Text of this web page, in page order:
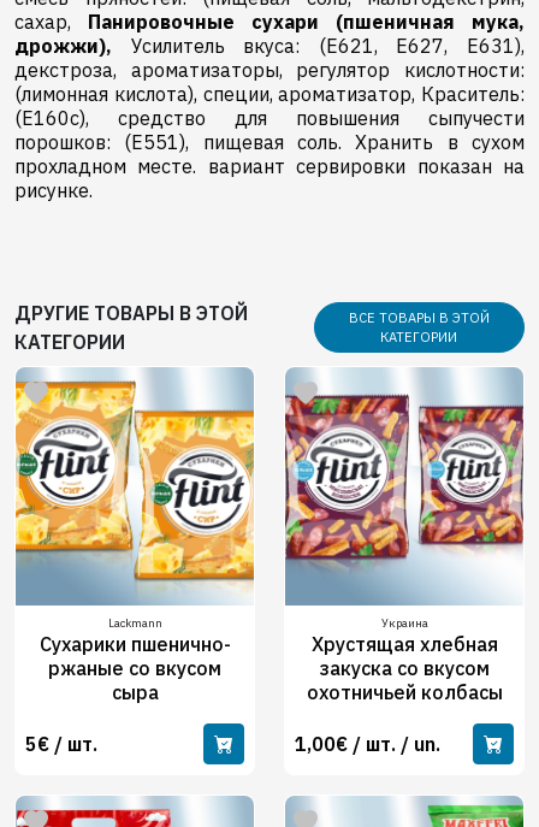
сахар, Панировочные сухари (пшеничная мука,
дрожжи), Усилитель вкуса: (E621, E627, E631),
декстроза, ароматизаторы, pегулятор кислотности:
(лимонная кислота), cпеции, ароматизатор, Краситель:
(E160c), средство для повышения сыпучести
порошков: (E551), пищевая соль. Хранить в сухом
прохладном месте. вариант сервировки показан на
рисунке.
ДРУГИЕ ТОВАРЫ В ЭТОЙ
КАТЕГОРИИ
ВСЕ ТОВАРЫ В ЭТОЙ
КАТЕГОРИИ
Lackmann
Сухарики пшенично-
ржаные со вкусом
сыра
5€ / шт.
Украина
Хрустящая хлебная
закуска со вкусом
охотничьей колбасы
1,00€ / шт. / un.